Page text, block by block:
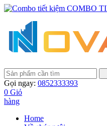
COMBO
Gọi ngay: 0852333393
0 Giỏ
hàng
Home